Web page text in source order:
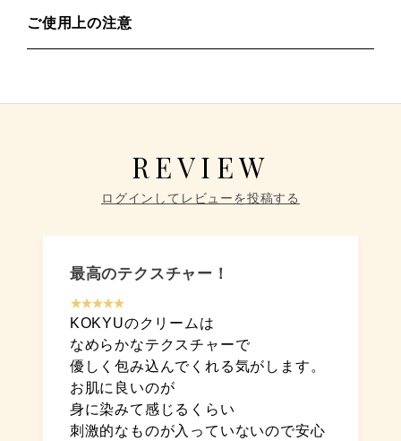
ご使用上の注意
REVIEW
ログインしてレビューを投稿する
最高のテクスチャー！
★★★★★
KOKYUのクリームは
なめらかなテクスチャーで
優しく包み込んでくれる気がします。
お肌に良いのが
身に染みて感じるくらい
刺激的なものが入っていないので安心